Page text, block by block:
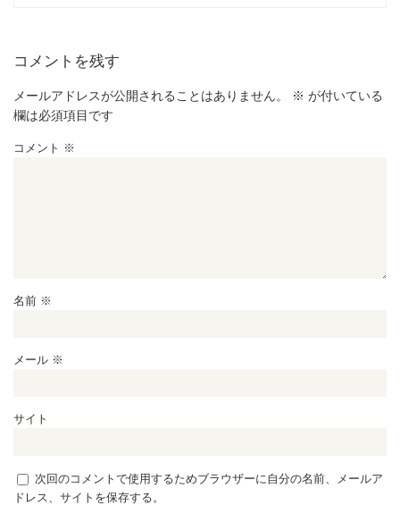
コメントを残す
メールアドレスが公開されることはありません。 ※ が付いている
欄は必須項目です
コメント ※
名前 ※
メール ※
サイト
次回のコメントで使用するためブラウザーに自分の名前、メールア
ドレス、サイトを保存する。